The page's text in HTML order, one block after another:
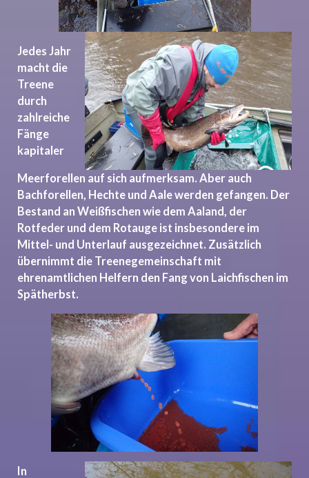
Jedes Jahr
macht die
Treene
durch
zahlreiche
Fänge
kapitaler
Meerforellen auf sich aufmerksam. Aber auch
Bachforellen, Hechte und Aale werden gefangen. Der
Bestand an Weißfischen wie dem Aaland, der
Rotfeder und dem Rotauge ist insbesondere im
Mittel- und Unterlauf ausgezeichnet. Zusätzlich
übernimmt die Treenegemeinschaft mit
ehrenamtlichen Helfern den Fang von Laichfischen im
Spätherbst.
In